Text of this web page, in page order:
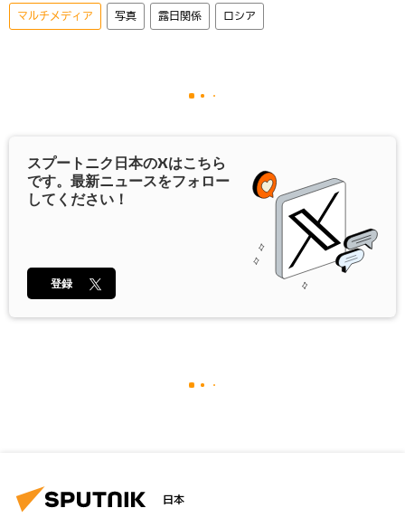
マルチメディア 写真 露日関係 ロシア
スプートニク日本のXはこちら
です。最新ニュースをフォロー
してください！
登録
日本